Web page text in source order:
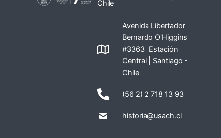
Chile
Avenida Libertador
Bernardo O'Higgins
#3363 Estación
Central | Santiago -
Chile
(56 2) 2 718 13 93
historia@usach.cl